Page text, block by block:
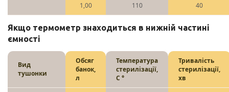
1,00 110 40
Якщо термометр знаходиться в нижній частині
ємності
Вид
тушонки
Обсяг
банок,
л
Температура
стерилізації,
С °
Тривалість
стерилізації,
хв